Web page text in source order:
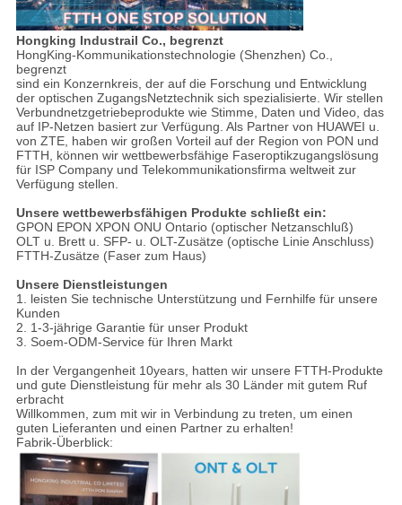
Hongking Industrail Co., begrenzt
HongKing-Kommunikationstechnologie (Shenzhen) Co.,
begrenzt
sind ein Konzernkreis, der auf die Forschung und Entwicklung
der optischen ZugangsNetztechnik sich spezialisierte. Wir stellen
Verbundnetzgetriebeprodukte wie Stimme, Daten und Video, das
auf IP-Netzen basiert zur Verfügung. Als Partner von HUAWEI u.
von ZTE, haben wir großen Vorteil auf der Region von PON und
FTTH, können wir wettbewerbsfähige Faseroptikzugangslösung
für ISP Company und Telekommunikationsfirma weltweit zur
Verfügung stellen.
Unsere wettbewerbsfähigen Produkte schließt ein:
GPON EPON XPON ONU Ontario (optischer Netzanschluß)
OLT u. Brett u. SFP- u. OLT-Zusätze (optische Linie Anschluss)
FTTH-Zusätze (Faser zum Haus)
Unsere Dienstleistungen
1. leisten Sie technische Unterstützung und Fernhilfe für unsere
Kunden
2. 1-3-jährige Garantie für unser Produkt
3. Soem-ODM-Service für Ihren Markt
In der Vergangenheit 10years, hatten wir unsere FTTH-Produkte
und gute Dienstleistung für mehr als 30 Länder mit gutem Ruf
erbracht
Willkommen, zum mit wir in Verbindung zu treten, um einen
guten Lieferanten und einen Partner zu erhalten!
Fabrik-Überblick: